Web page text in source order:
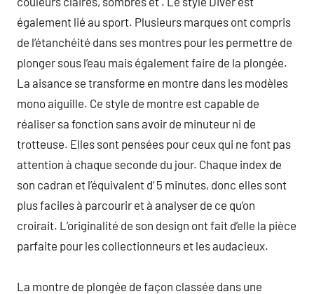
également lié au sport. Plusieurs marques ont compris
de l’étanchéité dans ses montres pour les permettre de
plonger sous l’eau mais également faire de la plongée.
La aisance se transforme en montre dans les modèles
mono aiguille. Ce style de montre est capable de
réaliser sa fonction sans avoir de minuteur ni de
trotteuse. Elles sont pensées pour ceux qui ne font pas
attention à chaque seconde du jour. Chaque index de
son cadran et l’équivalent d’ 5 minutes, donc elles sont
plus faciles à parcourir et à analyser de ce qu’on
croirait. L’originalité de son design ont fait d’elle la pièce
parfaite pour les collectionneurs et les audacieux.
La montre de plongée de façon classée dans une